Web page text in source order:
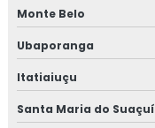
Monte Belo
Ubaporanga
Itatiaiuçu
Santa Maria do Suaçuí